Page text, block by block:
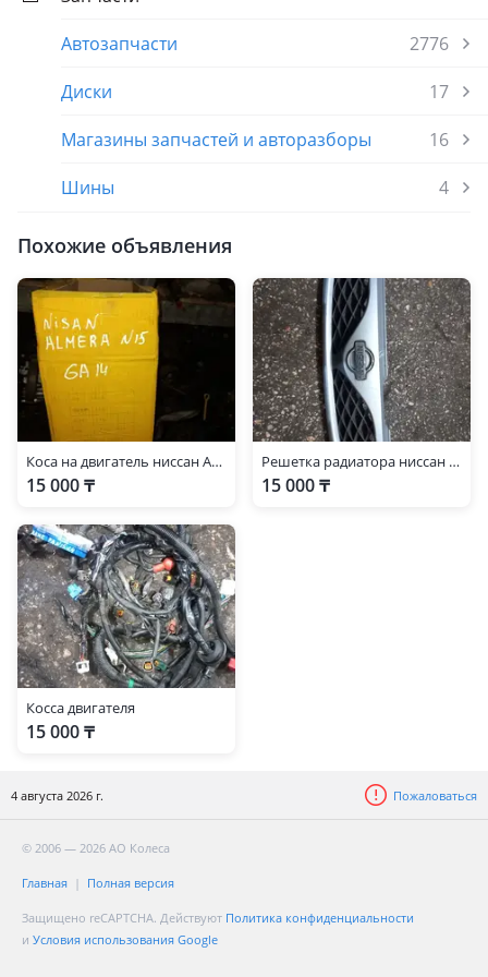
Автозапчасти
2776
Диски
17
Магазины запчастей и авторазборы
16
Шины
4
Похожие объявления
Коса на двигатель ниссан Альмера N 15, GA 14
15 000 ₸
Решетка радиатора ниссан Альмера N15
15 000 ₸
Косса двигателя
15 000 ₸
4 августа 2026 г. Пожаловаться
© 2006 — 2026 АО Колеса
Главная Полная версия
Защищено reCAPTCHA. Действуют Политика конфиденциальности
и Условия использования Google